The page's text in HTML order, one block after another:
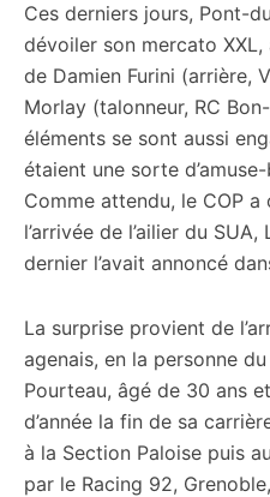
Ces derniers jours, Pont-
dévoiler son mercato
de Damien Furini (arrière,
Morlay (talonneur, RC
éléments se sont aussi
étaient une sorte
Comme attendu, le COP
l’arrivée de l’ailier du
dernier l’avait annoncé
La surprise provient de
agenais, en la personne
Pourteau, âgé de 30 ans
d’année la fin de sa
à la Section Paloise puis
par le Racing 92,